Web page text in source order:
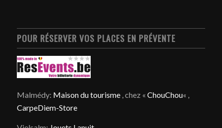
POUR RÉSERVER VOS PLACES EN PRÉVENTE
Malmédy: Maison du tourisme, chez « ChouChou« ,
CarpeDiem-Store